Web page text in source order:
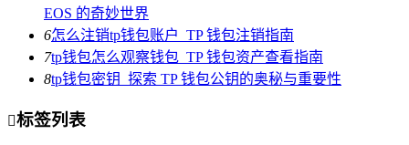
EOS 的奇妙世界
6怎么注销tp钱包账户_TP 钱包注销指南
7tp钱包怎么观察钱包_TP 钱包资产查看指南
8tp钱包密钥_探索 TP 钱包公钥的奥秘与重要性
标签列表